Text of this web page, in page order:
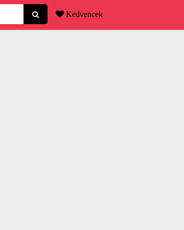
Kedvencek